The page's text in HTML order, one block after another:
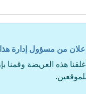
إعلان من مسؤول إدارة
هذه العريضة وقمنا